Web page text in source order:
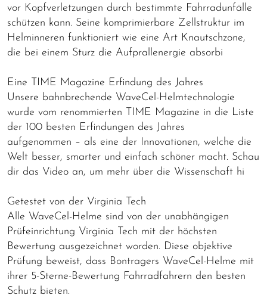
vor Kopfverletzungen durch bestimmte Fahrradunfälle
schützen kann. Seine komprimierbare Zellstruktur im
Helminneren funktioniert wie eine Art Knautschzone,
die bei einem Sturz die Aufprallenergie absorbi
Eine TIME Magazine Erfindung des Jahres
Unsere bahnbrechende WaveCel-Helmtechnologie
wurde vom renommierten TIME Magazine in die Liste
der 100 besten Erfindungen des Jahres
aufgenommen – als eine der Innovationen, welche die
Welt besser, smarter und einfach schöner macht. Schau
dir das Video an, um mehr über die Wissenschaft hi
Getestet von der Virginia Tech
Alle WaveCel-Helme sind von der unabhängigen
Prüfeinrichtung Virginia Tech mit der höchsten
Bewertung ausgezeichnet worden. Diese objektive
Prüfung beweist, dass Bontragers WaveCel-Helme mit
ihrer 5-Sterne-Bewertung Fahrradfahrern den besten
Schutz bieten.